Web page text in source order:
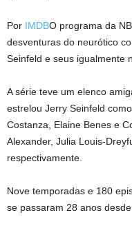
Por IMDBO programa da
desventuras do neurótico
Seinfeld e seus igualmente
A série teve um elenco
estrelou Jerry Seinfeld
Costanza, Elaine Benes e
Alexander, Julia Louis-
respectivamente.
Nove temporadas e 180
se passaram 28 anos